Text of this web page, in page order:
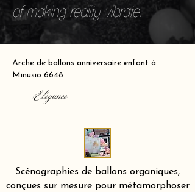
of making reality vibrate.
Arche de ballons anniversaire enfant à
Minusio 6648
Elegance
Scénographies de ballons organiques,
conçues sur mesure pour métamorphoser